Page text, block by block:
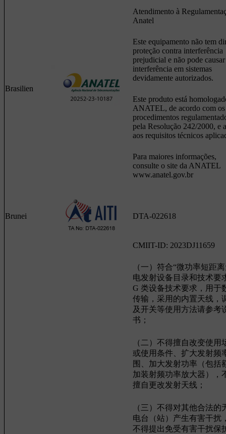
Brasilien
Atendimento à
Anatel
Este equipamento não tem
proteção contra interferência
prejudicial e não pode causar
interferência em sistemas
devidamente autorizados.
Este produto está
ANATEL, de acordo com os
procedimentos
pela Resolução 242/2000, e
aos requisitos técnicos
Para maiores informações,
consulte o site da ANATEL
www.anatel.gov.br
Brunei DTA-022618
CMIIT-ID: 2023DJ11659
（一）符合“微功率短距
电发射设备目录和技术要
G 类设备技术要求，用于
传输，采用的内置天线，
及开关等使用方法请参考
书；
（二）不得擅自改变使用
或使用条件、扩大发射频
围、加大发射功率（包括
加装射频功率放大器），
擅自更改发射天线；
（三）不得对其他合法的
电台（站）产生有害干扰
不得提出免受有害干扰保